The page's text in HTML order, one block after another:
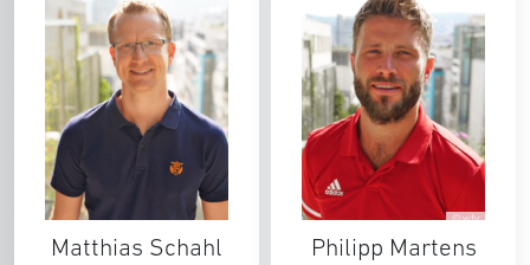
Matthias Schahl
© wfv
Philipp Martens